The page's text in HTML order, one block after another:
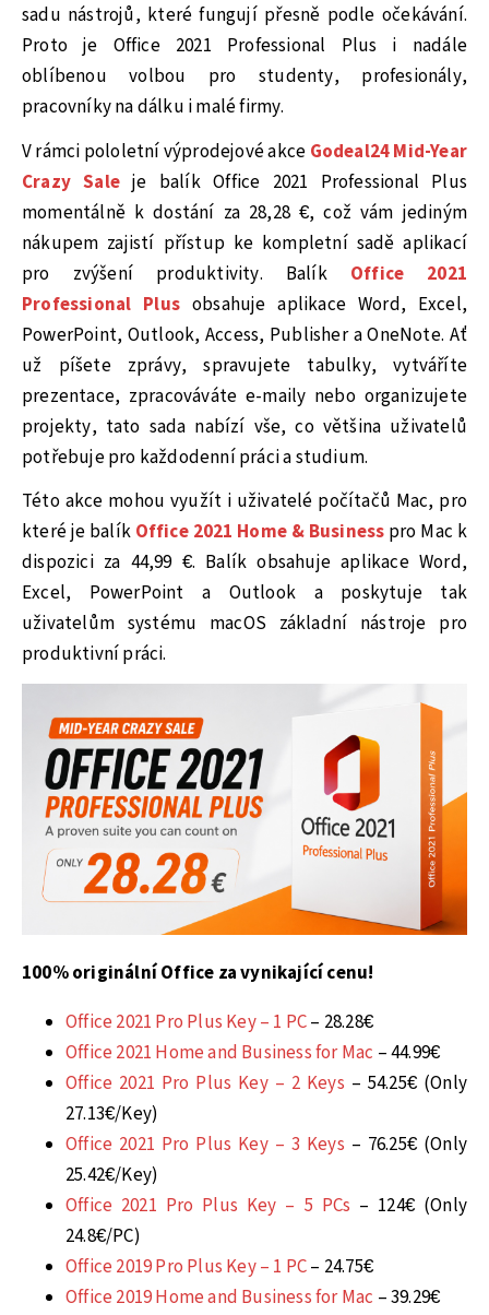
sadu nástrojů, které fungují přesně podle očekávání.
Proto je Office 2021 Professional Plus i nadále
oblíbenou volbou pro studenty, profesionály,
pracovníky na dálku i malé firmy.
V rámci pololetní výprodejové akce Godeal24 Mid-Year
Crazy Sale je balík Office 2021 Professional Plus
momentálně k dostání za 28,28 €, což vám jediným
nákupem zajistí přístup ke kompletní sadě aplikací
pro zvýšení produktivity. Balík Office 2021
Professional Plus obsahuje aplikace Word, Excel,
PowerPoint, Outlook, Access, Publisher a OneNote. Ať
už píšete zprávy, spravujete tabulky, vytváříte
prezentace, zpracováváte e-maily nebo organizujete
projekty, tato sada nabízí vše, co většina uživatelů
potřebuje pro každodenní práci a studium.
Této akce mohou využít i uživatelé počítačů Mac, pro
které je balík Office 2021 Home & Business pro Mac k
dispozici za 44,99 €. Balík obsahuje aplikace Word,
Excel, PowerPoint a Outlook a poskytuje tak
uživatelům systému macOS základní nástroje pro
produktivní práci.
100% originální Office za vynikající cenu!
Office 2021 Pro Plus Key – 1 PC– 28.28€
Office 2021 Home and Business for Mac – 44.99€
Office 2021 Pro Plus Key – 2 Keys – 54.25€ (Only
27.13€/Key)
Office 2021 Pro Plus Key – 3 Keys – 76.25€ (Only
25.42€/Key)
Office 2021 Pro Plus Key – 5 PCs – 124€ (Only
24.8€/PC)
Office 2019 Pro Plus Key – 1 PC– 24.75€
Office 2019 Home and Business for Mac – 39.29€